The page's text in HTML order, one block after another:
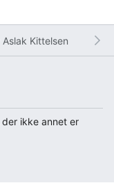
Aslak Kittelsen
der ikke annet er